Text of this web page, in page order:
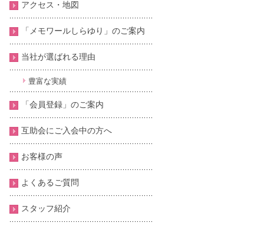
アクセス・地図
「メモワールしらゆり」のご案内
当社が選ばれる理由
豊富な実績
「会員登録」のご案内
互助会にご入会中の方へ
お客様の声
よくあるご質問
スタッフ紹介